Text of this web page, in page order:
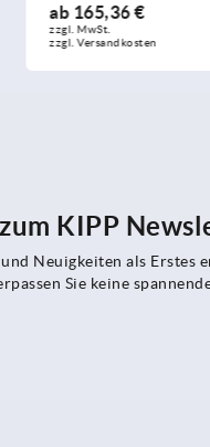
DETAILS
KIPP
Neuigkeiten als
Sie keine